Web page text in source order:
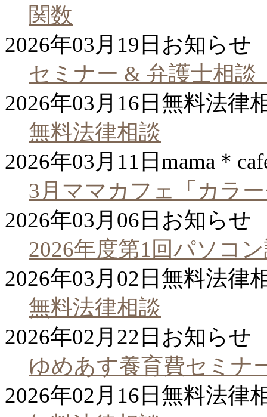
関数
2026年03月19日 お知らせ
セミナー & 弁護士相談
2026年03月16日 無料法律
無料法律相談
2026年03月11日 mama＊
3月ママカフェ「カラ
2026年03月06日 お知らせ
2026年度第1回パソコ
2026年03月02日 無料法律
無料法律相談
2026年02月22日 お知らせ
ゆめあす養育費セミナ
2026年02月16日 無料法律